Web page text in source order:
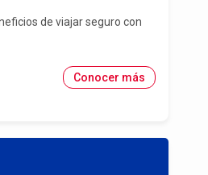
de viajar seguro con
Conocer más